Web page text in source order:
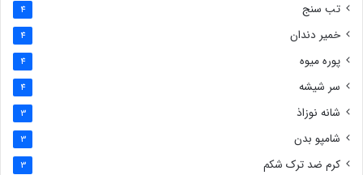
تب سنج 4
خمیر دندان 4
پوره میوه 4
سر شیشه 4
شانه نوزاذ 3
شامپو بدن 3
کرم ضد ترک شکم 3